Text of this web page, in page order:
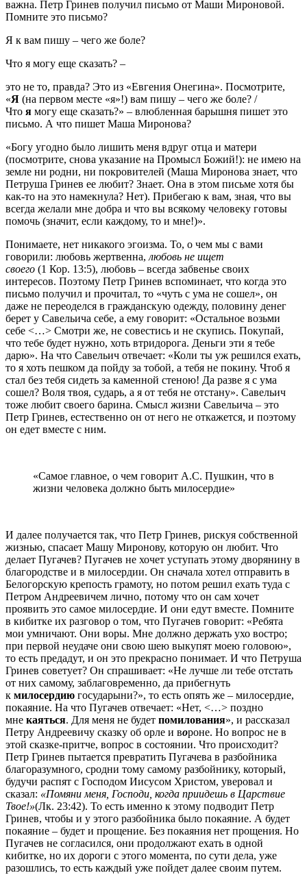
важна. Петр Гринев получил письмо от Маши Мироновой.
Помните это письмо?
Я к вам пишу – чего же боле?
Что я могу еще сказать? –
это не то, правда? Это из «Евгения Онегина». Посмотрите,
«Я (на первом месте «я»!) вам пишу – чего же боле? /
Что я могу еще сказать?» – влюбленная барышня пишет это
письмо. А что пишет Маша Миронова?
«Богу угодно было лишить меня вдруг отца и матери
(посмотрите, снова указание на Промысл Божий!): не имею на
земле ни родни, ни покровителей (Маша Миронова знает, что
Петруша Гринев ее любит? Знает. Она в этом письме хотя бы
как-то на это намекнула? Нет). Прибегаю к вам, зная, что вы
всегда желали мне добра и что вы всякому человеку готовы
помочь (значит, если каждому, то и мне!)».
Понимаете, нет никакого эгоизма. То, о чем мы с вами
говорили: любовь жертвенна,любовь не ищет
своего (1 Кор. 13:5), любовь – всегда забвенье своих
интересов. Поэтому Петр Гринев вспоминает, что когда это
письмо получил и прочитал, то «чуть с ума не сошел», он
даже не переоделся в гражданскую одежду, половину денег
берет у Савельича себе, а ему говорит: «Остальное возьми
себе <…> Смотри же, не совестись и не скупись. Покупай,
что тебе будет нужно, хоть втридорога. Деньги эти я тебе
дарю». На что Савельич отвечает: «Коли ты уж решился ехать,
то я хоть пешком да пойду за тобой, а тебя не покину. Чтоб я
стал без тебя сидеть за каменной стеною! Да разве я с ума
сошел? Воля твоя, сударь, а я от тебя не отстану». Савельич
тоже любит своего барина. Смысл жизни Савельича – это
Петр Гринев, естественно он от него не откажется, и поэтому
он едет вместе с ним.
«Самое главное, о чем говорит А.С. Пушкин, что в
жизни человека должно быть милосердие»
И далее получается так, что Петр Гринев, рискуя собственной
жизнью, спасает Машу Миронову, которую он любит. Что
делает Пугачев? Пугачев не хочет уступать этому дворянину в
благородстве и в милосердии. Он сначала хотел отправить в
Белогорскую крепость грамоту, но потом решил ехать туда с
Петром Андреевичем лично, потому что он сам хочет
проявить это самое милосердие. И они едут вместе. Помните
в кибитке их разговор о том, что Пугачев говорит: «Ребята
мои умничают. Они воры. Мне должно держать ухо востро;
при первой неудаче они свою шею выкупят моею головою»,
то есть предадут, и он это прекрасно понимает. И что Петруша
Гринев советует? Он спрашивает: «Не лучше ли тебе отстать
от них самому, заблаговременно, да прибегнуть
к милосердию государыни?», то есть опять же – милосердие,
покаяние. На что Пугачев отвечает: «Нет, <…> поздно
мне каяться. Для меня не будет помилования», и рассказал
Петру Андреевичу сказку об орле и вороне. Но вопрос не в
этой сказке-притче, вопрос в состоянии. Что происходит?
Петр Гринев пытается превратить Пугачева в разбойника
благоразумного, сродни тому самому разбойнику, который,
будучи распят с Господом Иисусом Христом, уверовал и
сказал: «Помяни меня, Господи, когда приидешь в Царствие
Твое!»(Лк. 23:42). То есть именно к этому подводит Петр
Гринев, чтобы и у этого разбойника было покаяние. А будет
покаяние – будет и прощение. Без покаяния нет прощения. Но
Пугачев не согласился, они продолжают ехать в одной
кибитке, но их дороги с этого момента, по сути дела, уже
разошлись, то есть каждый уже пойдет далее своим путем.